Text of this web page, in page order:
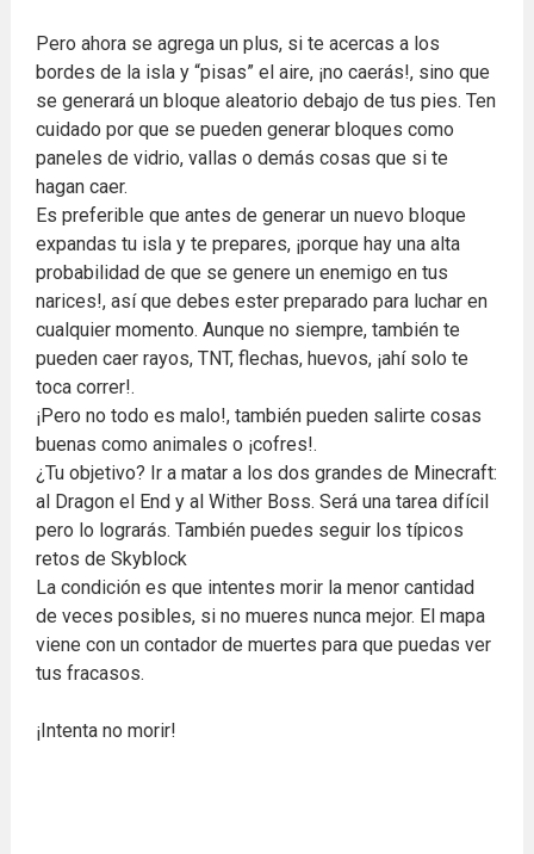
Pero ahora se agrega un plus, si te acercas a los
bordes de la isla y “pisas” el aire, ¡no caerás!, sino que
se generará un bloque aleatorio debajo de tus pies. Ten
cuidado por que se pueden generar bloques como
paneles de vidrio, vallas o demás cosas que si te
hagan caer.
Es preferible que antes de generar un nuevo bloque
expandas tu isla y te prepares, ¡porque hay una alta
probabilidad de que se genere un enemigo en tus
narices!, así que debes ester preparado para luchar en
cualquier momento. Aunque no siempre, también te
pueden caer rayos, TNT, flechas, huevos, ¡ahí solo te
toca correr!.
¡Pero no todo es malo!, también pueden salirte cosas
buenas como animales o ¡cofres!.
¿Tu objetivo? Ir a matar a los dos grandes de Minecraft:
al Dragon el End y al Wither Boss. Será una tarea difícil
pero lo lograrás. También puedes seguir los típicos
retos de Skyblock
La condición es que intentes morir la menor cantidad
de veces posibles, si no mueres nunca mejor. El mapa
viene con un contador de muertes para que puedas ver
tus fracasos.
¡Intenta no morir!